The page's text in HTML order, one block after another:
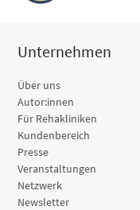
Unternehmen
Über uns
Autor:innen
Für Rehakliniken
Kundenbereich
Presse
Veranstaltungen
Netzwerk
Newsletter